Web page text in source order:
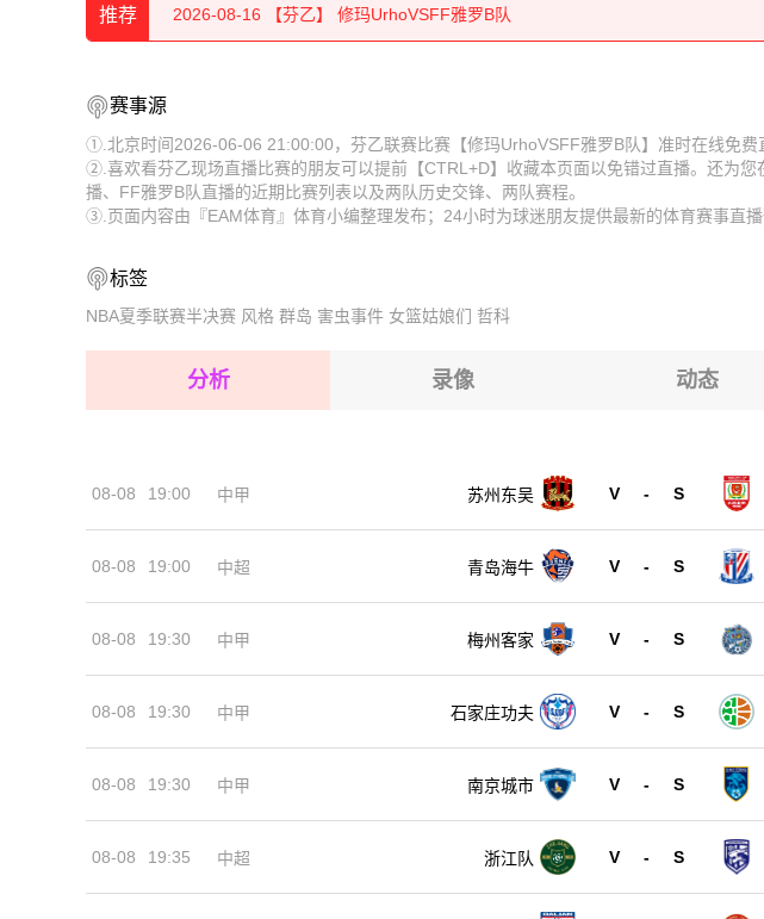
推荐 2026-08-16 【芬乙】 修玛UrhoVSFF雅罗B队
2026-08-16 【芬乙】 修玛UrhoVSFF雅罗B队
2026-08-16 【芬乙】 修玛UrhoVSFF雅罗B队
2026-08-16 【芬乙】 修玛UrhoVSFF雅罗B队
2026-08-16 【芬乙】 修玛UrhoVSFF雅罗B队
2026-08-16 【芬乙】 修玛UrhoVSFF雅罗B队
2026-08-16 【芬乙】 修玛UrhoVSFF雅罗B队
2026-08-16 【芬乙】 修玛UrhoVSFF雅罗B队
2026-08-16 【芬乙】 修玛UrhoVSFF雅罗B队
2026-08-16 【芬乙】 修玛UrhoVSFF雅罗B队
赛事源
①.北京时间2026-06-06 21:00:00，芬乙联赛比赛【修玛UrhoVSFF雅罗B队】准时在线免费
②.喜欢看芬乙现场直播比赛的朋友可以提前【CTRL+D】收藏本页面以免错过直播。还为
播、FF雅罗B队直播的近期比赛列表以及两队历史交锋、两队赛程。
③.页面内容由『EAM体育』体育小编整理发布；24小时为球迷朋友提供最新的体育赛事直播
标签
NBA夏季联赛半决赛 风格 群岛 害虫事件 女篮姑娘们 哲科
分析 录像 动态
08-08 19:00 中甲 苏州东吴 V - S
08-08 19:00 中超 青岛海牛 V - S
08-08 19:30 中甲 梅州客家 V - S
08-08 19:30 中甲 石家庄功夫 V - S
08-08 19:30 中甲 南京城市 V - S
08-08 19:35 中超 浙江队 V - S